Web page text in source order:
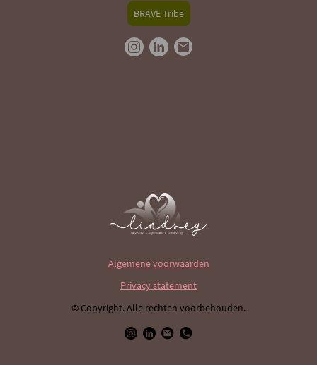
BRAVE Tribe
Algemene voorwaarden
Privacy statement
© Copyright. Alle rechten voorbehouden.